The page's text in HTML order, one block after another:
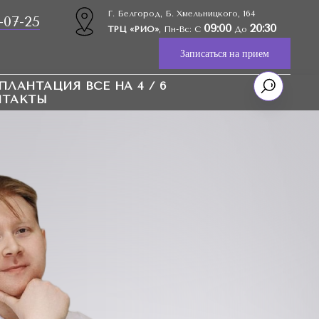
25
Г. Белгород, Б. Хмельницкого, 164
ТРЦ «РИО» , Пн-Вс: С 09:00 До 20:30
Записаться на прием
ВСЕ НА 4 / 6